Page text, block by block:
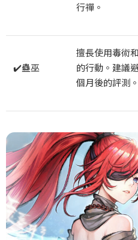
行禪。
✔️蠱巫
擅長使用毒術
的行動。建議
個月後的評測。